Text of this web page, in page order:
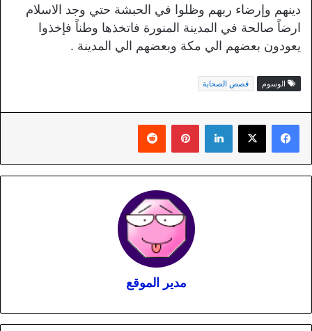
دينهم وإرضاء ربهم وظلوا في الحبشة حتي وجد الاسلام
ارضاً صالحة في المدينة المنورة فاتخذها وطناً فإخذوا
يعودون بعضهم الي مكة وبعضهم الي المدينة .
الوسوم قصص الصحابة
لينكدإن بينتيريست
مدير الموقع